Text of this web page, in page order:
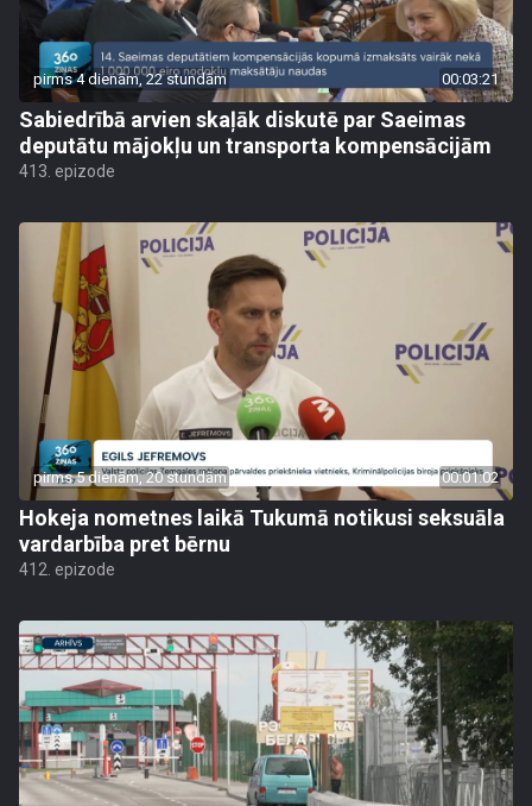
pirms 4 dienām, 22 stundām 00:03:21
Sabiedrībā arvien skaļāk diskutē par Saeimas
deputātu mājokļu un transporta kompensācijām
413. epizode
pirms 5 dienām, 20 stundām 00:01:02
Hokeja nometnes laikā Tukumā notikusi seksuāla
vardarbība pret bērnu
412. epizode